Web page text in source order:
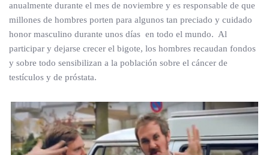
anualmente durante el mes de noviembre y es responsable de que
millones de hombres porten para algunos tan preciado y cuidado
honor masculino durante unos días en todo el mundo. Al
participar y dejarse crecer el bigote, los hombres recaudan fondos
y sobre todo sensibilizan a la población sobre el cáncer de
testículos y de próstata.